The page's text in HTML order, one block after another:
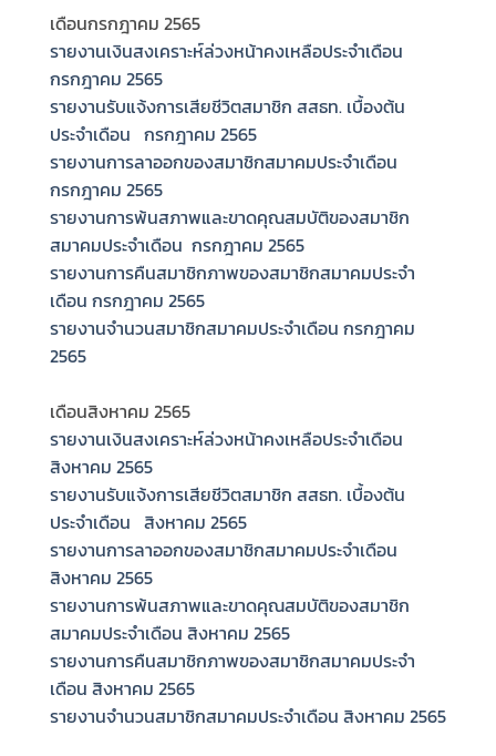
เดือนกรกฎาคม 2565
รายงานเงินสงเคราะห์ล่วงหน้าคงเหลือประจำเดือน
กรกฎาคม 2565
รายงานรับแจ้งการเสียชีวิตสมาชิก สสธท. เบื้องต้น
ประจำเดือน กรกฎาคม 2565
รายงานการลาออกของสมาชิกสมาคมประจำเดือน
กรกฎาคม 2565
รายงานการพ้นสภาพและขาดคุณสมบัติของสมาชิก
สมาคมประจำเดือน กรกฎาคม 2565
รายงานการคืนสมาชิกภาพของสมาชิกสมาคมประจำ
เดือน กรกฎาคม 2565
รายงานจำนวนสมาชิกสมาคมประจำเดือน กรกฎาคม
2565
เดือนสิงหาคม 2565
รายงานเงินสงเคราะห์ล่วงหน้าคงเหลือประจำเดือน
สิงหาคม 2565
รายงานรับแจ้งการเสียชีวิตสมาชิก สสธท. เบื้องต้น
ประจำเดือน สิงหาคม 2565
รายงานการลาออกของสมาชิกสมาคมประจำเดือน
สิงหาคม 2565
รายงานการพ้นสภาพและขาดคุณสมบัติของสมาชิก
สมาคมประจำเดือน สิงหาคม 2565
รายงานการคืนสมาชิกภาพของสมาชิกสมาคมประจำ
เดือน สิงหาคม 2565
รายงานจำนวนสมาชิกสมาคมประจำเดือน สิงหาคม 2565